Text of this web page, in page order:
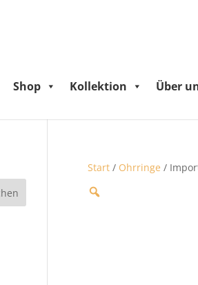
Shop Kollektion Über
Start/ Ohrringe /